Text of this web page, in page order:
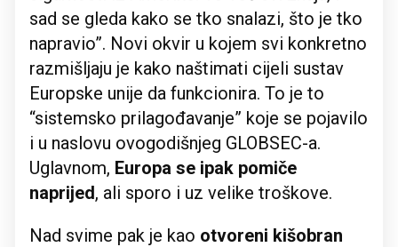
sad se gleda kako se tko snalazi, što je tko
napravio”. Novi okvir u kojem svi konkretno
razmišljaju je kako naštimati cijeli sustav
Europske unije da funkcionira. To je to
“sistemsko prilagođavanje” koje se pojavilo
i u naslovu ovogodišnjeg GLOBSEC-a.
Uglavnom, Europa se ipak pomiče
naprijed, ali sporo i uz velike troškove.
Nad svime pak je kao otvoreni kišobran